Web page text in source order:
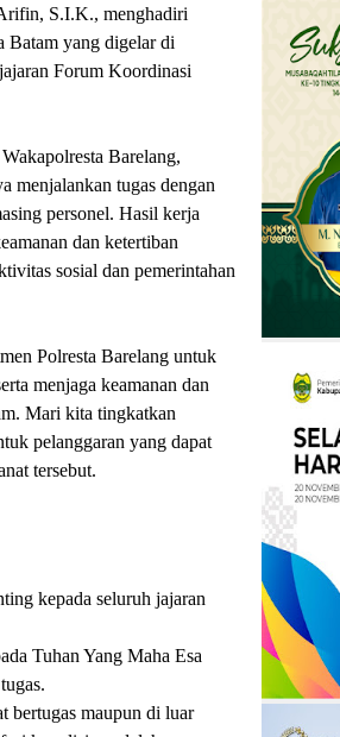
S.I.K., menghadiri
Batam yang digelar di
Forum Koordinasi
Barelang,
menjalankan tugas dengan
personel. Hasil kerja
dan ketertiban
sosial dan pemerintahan
Polresta Barelang untuk
menjaga keamanan dan
Mari kita tingkatkan
pelanggaran yang dapat
tersebut.
kepada seluruh jajaran
Tuhan Yang Maha Esa
bertugas maupun di luar